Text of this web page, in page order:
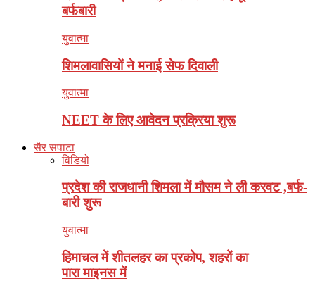
बर्फबारी
युवात्मा
शिमलावासियों ने मनाई सेफ दिवाली
युवात्मा
NEET के लिए आवेदन प्रक्रिया शुरू
सैर सपाटा
विडियो
प्रदेश की राजधानी शिमला में मौसम ने ली करवट ,बर्फ-
बारी शुरू
युवात्मा
हिमाचल में शीतलहर का प्रकोप, शहरों का
पारा माइनस में